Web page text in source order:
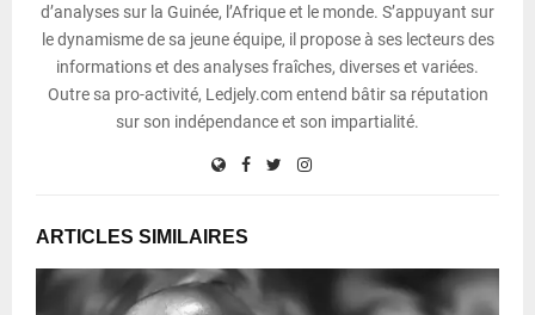
d’analyses sur la Guinée, l’Afrique et le monde. S’appuyant sur
le dynamisme de sa jeune équipe, il propose à ses lecteurs des
informations et des analyses fraîches, diverses et variées.
Outre sa pro-activité, Ledjely.com entend bâtir sa réputation
sur son indépendance et son impartialité.
ARTICLES SIMILAIRES